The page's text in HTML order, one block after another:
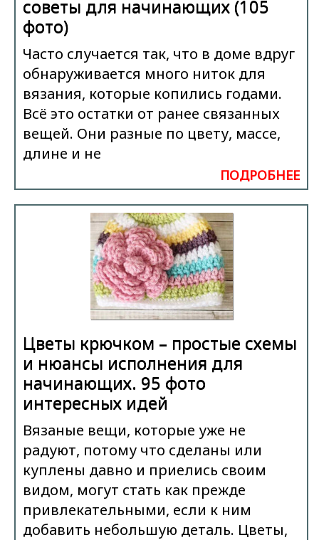
советы для начинающих (105
фото)
Часто случается так, что в доме вдруг
обнаруживается много ниток для
вязания, которые копились годами.
Всё это остатки от ранее связанных
вещей. Они разные по цвету, массе,
длине и не
ПОДРОБНЕЕ
Цветы крючком – простые схемы
и нюансы исполнения для
начинающих. 95 фото
интересных идей
Вязаные вещи, которые уже не
радуют, потому что сделаны или
куплены давно и приелись своим
видом, могут стать как прежде
привлекательными, если к ним
добавить небольшую деталь. Цветы,